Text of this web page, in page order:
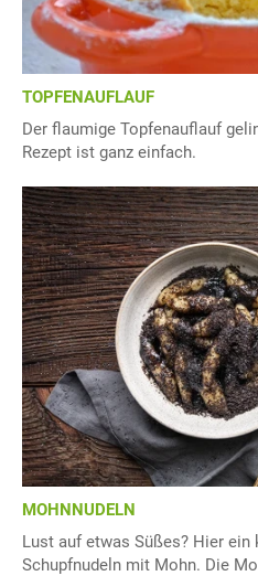
TOPFENAUFLAUF
Der flaumige Topfenauflauf
Rezept ist ganz einfach.
MOHNNUDELN
Lust auf etwas Süßes? Hier
Schupfnudeln mit Mohn. Die